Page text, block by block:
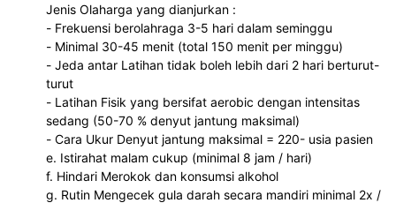
Jenis Olaharga yang dianjurkan :
- Frekuensi berolahraga 3-5 hari dalam seminggu
- Minimal 30-45 menit (total 150 menit per minggu)
- Jeda antar Latihan tidak boleh lebih dari 2 hari berturut-
turut
- Latihan Fisik yang bersifat aerobic dengan intensitas
sedang (50-70 % denyut jantung maksimal)
- Cara Ukur Denyut jantung maksimal = 220- usia pasien
e. Istirahat malam cukup (minimal 8 jam / hari)
f. Hindari Merokok dan konsumsi alkohol
g. Rutin Mengecek gula darah secara mandiri minimal 2x /